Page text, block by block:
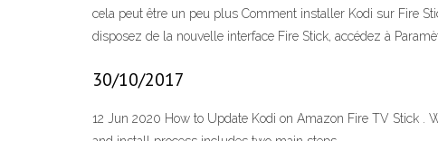
cela peut être un peu plus Comment installer Kodi sur Fire
disposez de la nouvelle interface Fire Stick, accédez à
30/10/2017
12 Jun 2020 How to Update Kodi on Amazon Fire TV Stick .